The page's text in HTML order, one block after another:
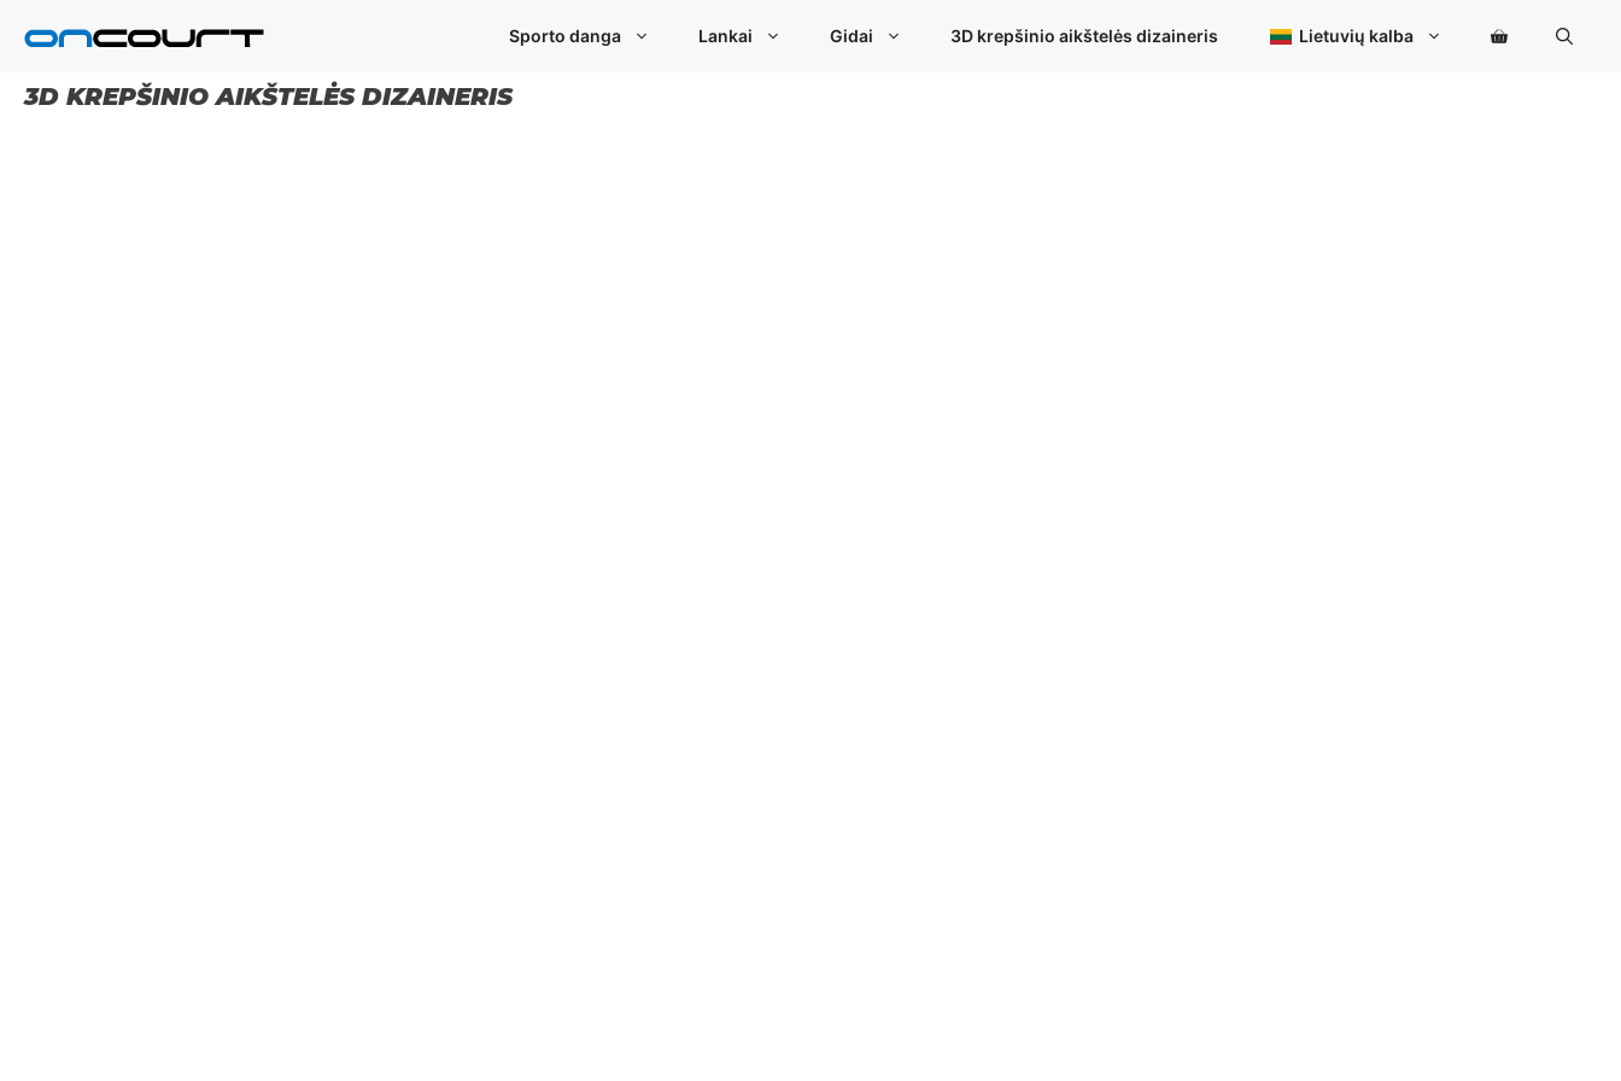
prie
Sporto danga Lankai Gidai 3D krepšinio aikštelės dizaineris Lietuvių kalba
3D KREPŠINIO AIKŠTELĖS DIZAINERIS